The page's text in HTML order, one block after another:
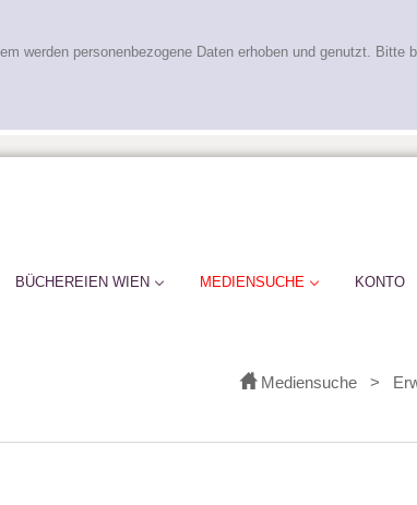
werden personenbezogene Daten erhoben und genutzt. Bitte
BÜCHEREIEN WIEN MEDIENSUCHE KONTO
Mediensuche >